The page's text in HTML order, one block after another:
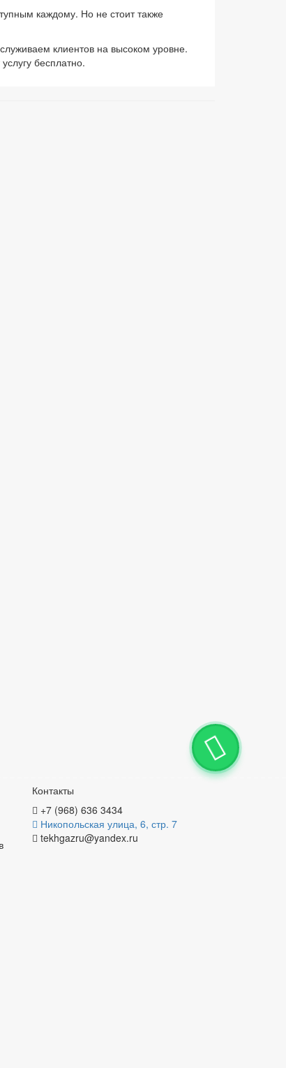
каждому. Но не стоит также
клиентов на высоком уровне.
бесплатно.
Контакты
+7 (968) 636 3434
Никопольская улица, 6, стр. 7
tekhgazru@yandex.ru